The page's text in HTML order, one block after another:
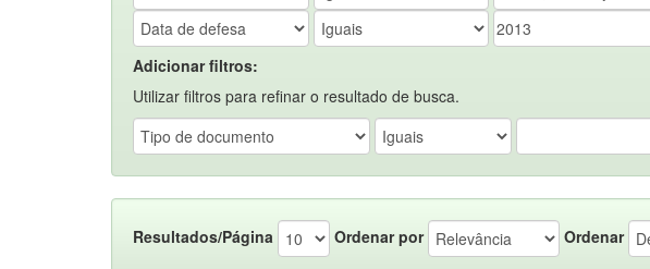
Adicionar filtros:
Utilizar filtros para refinar o resultado de busca.
Resultados/Página Ordenar por Ordenar